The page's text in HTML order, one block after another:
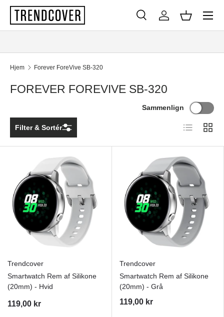
SPRING TIL INDHOLD
Søg
Søg Log indKurv
Menu
Hjem Forever ForeVive SB-320
FOREVER FOREVIVE SB-320
Filter & Sortér
Sammenlign
Liste Gitter
Trendcover
Smartwatch Rem af Silikone
(20mm) - Hvid
119,00 kr
Trendcover
Smartwatch Rem af Silikone
(20mm) - Grå
119,00 kr